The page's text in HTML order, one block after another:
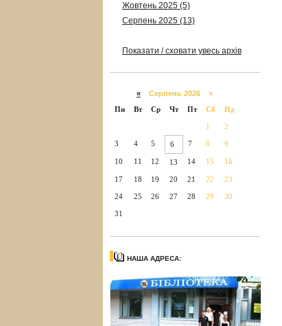
Жовтень 2025 (5)
Серпень 2025 (13)
Показати / сховати увесь архів
« Серпень 2026 »
Пн
Вт Ср Чт Пт Сб Нд
1 2
3 4 5 6 7 8 9
10 11 12 13 14 15 16
17 18 19 20 21 22 23
24 25 26 27 28 29 30
31
НАША АДРЕСА: